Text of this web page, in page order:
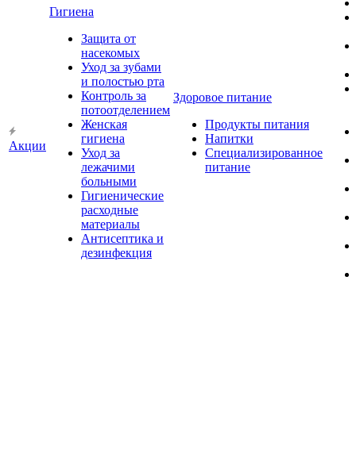
Акции
Гигиена
Защита от
насекомых
Уход за зубами
и полостью рта
Контроль за
потоотделением
Женская
гигиена
Уход за
лежачими
больными
Гигиенические
расходные
материалы
Антисептика и
дезинфекция
Здоровое питание
Продукты питания
Напитки
Специализированное
питание